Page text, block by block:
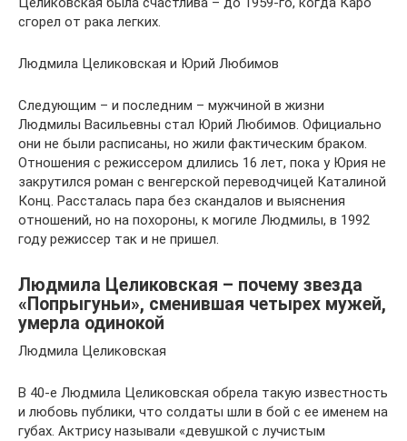
сгорел от рака легких.
Людмила Целиковская и Юрий Любимов
Следующим – и последним – мужчиной в жизни
Людмилы Васильевны стал Юрий Любимов. Официально
они не были расписаны, но жили фактическим браком.
Отношения с режиссером длились 16 лет, пока у Юрия не
закрутился роман с венгерской переводчицей Каталиной
Конц. Рассталась пара без скандалов и выяснения
отношений, но на похороны, к могиле Людмилы, в 1992
году режиссер так и не пришел.
Людмила Целиковская – почему звезда
«Попрыгуньи», сменившая четырех мужей,
умерла одинокой
Людмила Целиковская
В 40-е Людмила Целиковская обрела такую известность
и любовь публики, что солдаты шли в бой с ее именем на
губах. Актрису называли «девушкой с лучистым